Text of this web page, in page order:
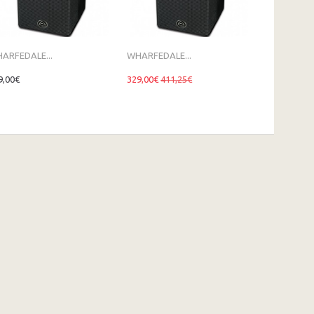
WHARFEDALE...
329,00€ 411,25€